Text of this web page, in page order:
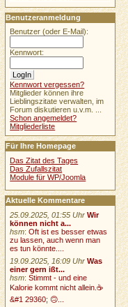
Benutzeranmeldung
Benutzer (oder E-Mail):
Kennwort:
Kennwort vergessen?
Mitglieder können ihre
Lieblingszitate verwalten, im
Forum diskutieren u.v.m. ...
Schon angemeldet?
Mitgliederliste
Für Ihre Homepage
Das Zitat des Tages
Das Zufallszitat
Module für WP/Joomla
Aktuelle Kommentare
25.09.2025, 01:55 Uhr Wir
können nicht a...
hsm:Oft ist es besser etwas
zu lassen, auch wenn man
es tun könnte....
19.09.2025, 16:09 Uhr Was
einer gern ißt...
hsm:Stimmt - und eine
Kalorie kommt nicht allein.☕
&#1 29360; 🙃...